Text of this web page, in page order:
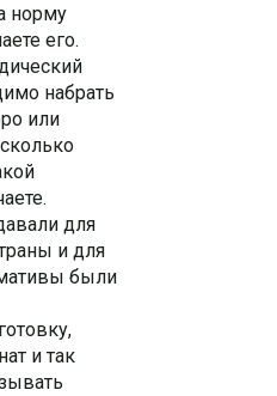
норму
его.
набрать
или
для
и для
были
и так